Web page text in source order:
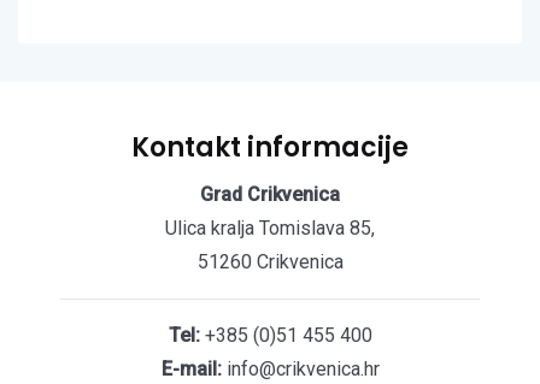
Kontakt informacije
Grad Crikvenica
Ulica kralja Tomislava 85,
51260 Crikvenica
Tel:+385 (0)51 455 400
E-mail:info@crikvenica.hr